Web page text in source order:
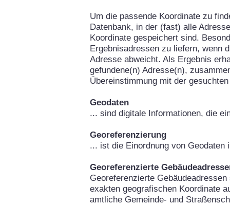
Um die passende Koordinate zu
Datenbank, in der (fast) alle
Koordinate gespeichert sind.
Ergebnisadressen zu liefern, wenn
Adresse abweicht. Als Ergebnis
gefundene(n) Adresse(n),
Übereinstimmung mit der
Geodaten
... sind digitale Informationen, die
Georeferenzierung
... ist die Einordnung von
Georeferenzierte
Georeferenzierte
exakten geografischen Koordinate
amtliche Gemeinde- und